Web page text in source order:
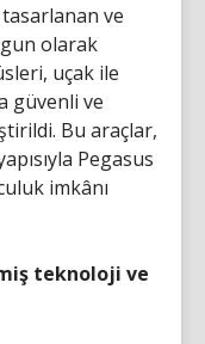
tasarlanan ve
olarak
uçak ile
güvenli ve
Bu araçlar,
Pegasus
imkânı
teknoloji ve